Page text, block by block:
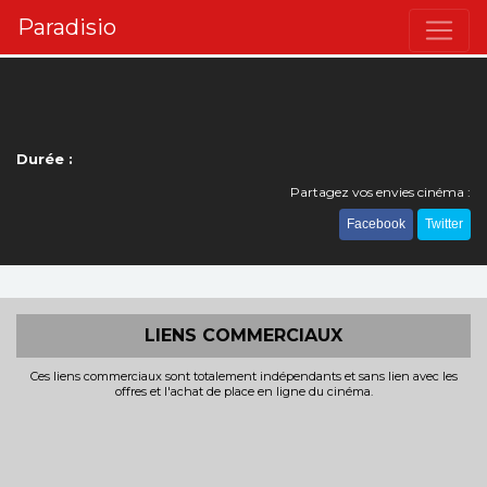
Paradisio
Durée :
Partagez vos envies cinéma :
Facebook Twitter
LIENS COMMERCIAUX
Ces liens commerciaux sont totalement indépendants et sans lien avec les
offres et l'achat de place en ligne du cinéma.